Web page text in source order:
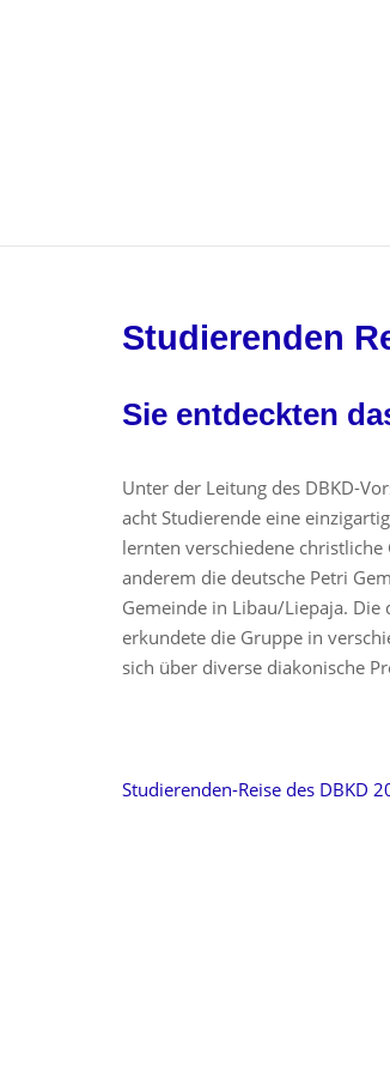
Studierenden
Sie entdeckten
Unter der Leitung des DBKD-
acht Studierende eine
lernten verschiedene
anderem die deutsche Petri
Gemeinde in Libau/Liepaja. Die
erkundete die Gruppe in
sich über diverse diakonische
Studierenden-Reise des DBKD